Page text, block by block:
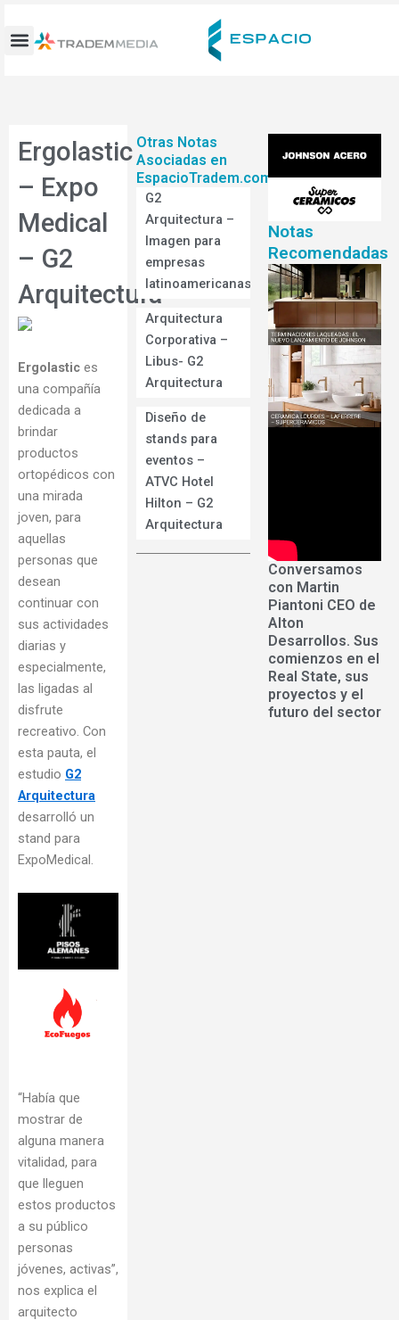
contenido
Ergolastic
– Expo
Medical
– G2
Arquitectura
Ergolastic es
una compañía
dedicada a
brindar
productos
ortopédicos con
una mirada
joven, para
aquellas
personas que
desean
continuar con
sus actividades
diarias y
especialmente,
las ligadas al
disfrute
recreativo. Con
esta pauta, el
estudio G2
Arquitectura
desarrolló un
stand para
ExpoMedical.
“Había que
mostrar de
alguna manera
vitalidad, para
que lleguen
estos productos
a su público
personas
jóvenes, activas”,
nos explica el
arquitecto
Otras Notas
Asociadas en
EspacioTradem.com
G2
Arquitectura –
Imagen para
empresas
latinoamericanas
Arquitectura
Corporativa –
Libus- G2
Arquitectura
Diseño de
stands para
eventos –
ATVC Hotel
Hilton – G2
Arquitectura
Notas
Recomendadas
Conversamos
con Martin
Piantoni CEO de
Alton
Desarrollos. Sus
comienzos en el
Real State, sus
proyectos y el
futuro del sector